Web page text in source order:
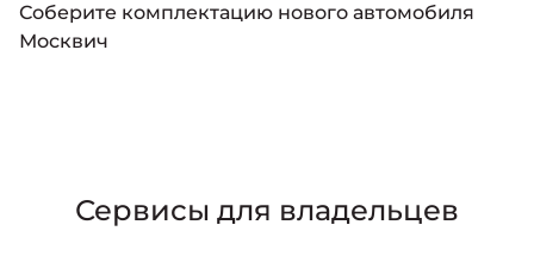
Соберите комплектацию нового автомобиля
Москвич
Сервисы для владельцев